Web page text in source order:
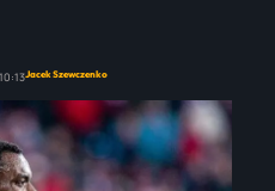
10:13Jacek Szewczenko